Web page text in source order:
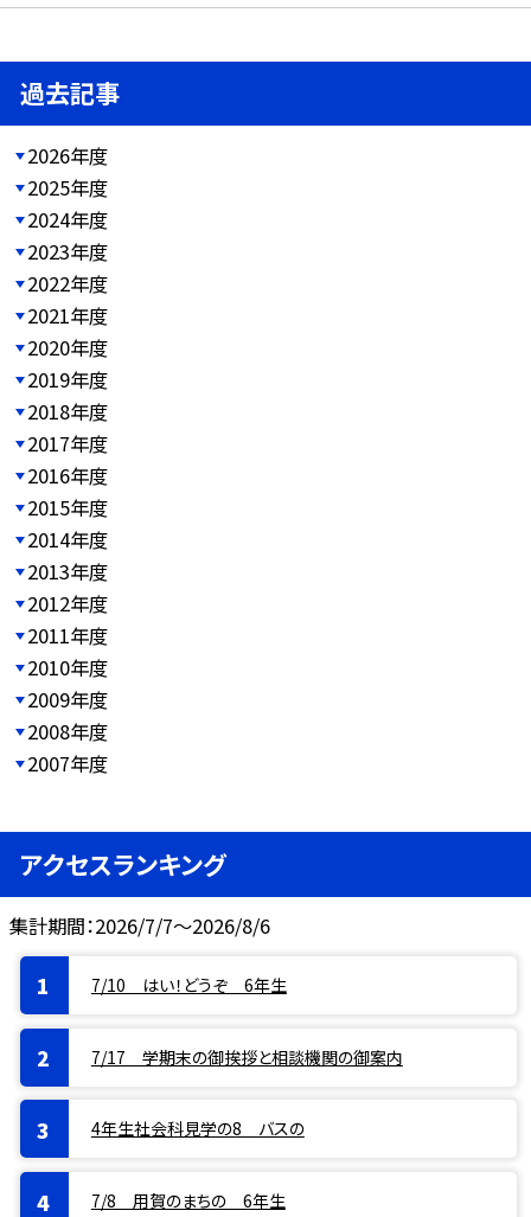
過去記事
2026年度
2025年度
2024年度
2023年度
2022年度
2021年度
2020年度
2019年度
2018年度
2017年度
2016年度
2015年度
2014年度
2013年度
2012年度
2011年度
2010年度
2009年度
2008年度
2007年度
アクセスランキング
集計期間：2026/7/7～2026/8/6
7/10 はい！どうぞ 6年生
7/17 学期末の御挨拶と相談機関の御案内
4年生社会科見学の8 バスの
7/8 用賀のまちの 6年生